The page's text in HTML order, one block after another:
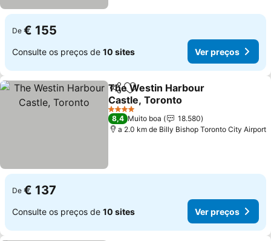
De € 155
Consulte os preços de 10 sites Ver preços
PartilharAdicionar aos favoritos
The Westin Harbour
Castle, Toronto
Ver preços
4 Estrelas
8,4 Muito boa
18.580
a 2.0 km de Billy Bishop Toronto City Airport
De € 137
Consulte os preços de 10 sites Ver preços